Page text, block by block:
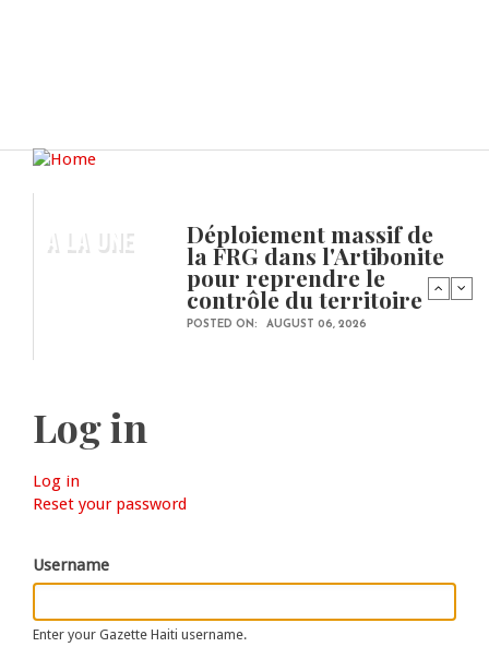
A LA UNE Déploiement massif de
la FRG dans l'Artibonite
pour reprendre le
contrôle du territoire
POSTED ON: AUGUST 06, 2026
Log in
Primary
Log in
tab)
Reset your password
Username
Enter your Gazette Haiti username.